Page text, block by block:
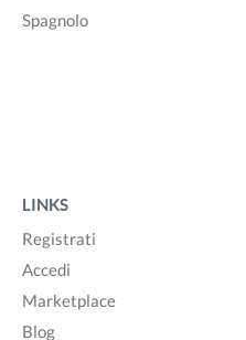
Spagnolo
LINKS
Registrati
Accedi
Marketplace
Blog